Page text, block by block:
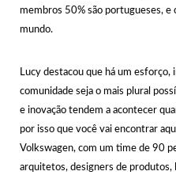
membros 50% são portugueses,
mundo.
Lucy destacou que há um esforço,
comunidade seja o mais plural
e inovação tendem a acontecer
por isso que você vai encontrar
Volkswagen, com um time de 90
arquitetos, designers de produtos,